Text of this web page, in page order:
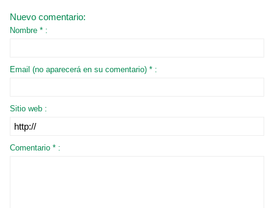
Nuevo comentario:
Nombre * :
Email (no aparecerá en su comentario) * :
Sitio web :
Comentario * :